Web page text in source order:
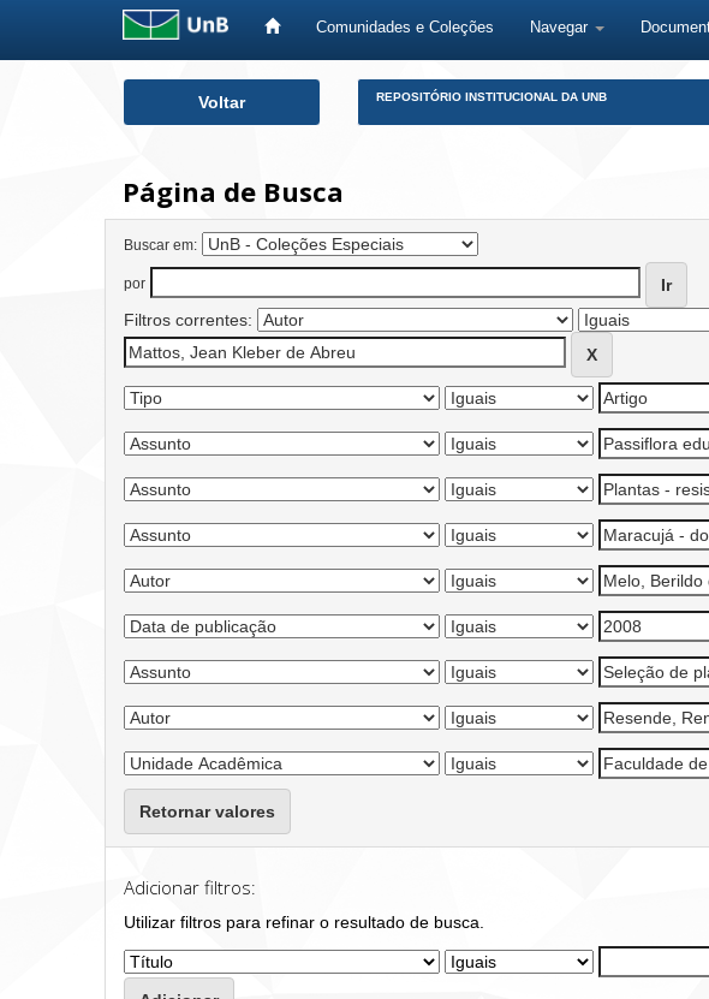
Comunidades e Coleções Navegar
Voltar REPOSITÓRIO INSTITUCIONAL DA UNB
Página de Busca
Buscar em:
por
Filtros correntes:
Retornar valores
Adicionar filtros:
Utilizar filtros para refinar o resultado de busca.